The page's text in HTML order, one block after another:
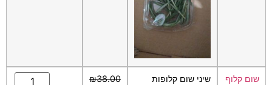
שום קלוף
שיני שום קלופות ₪38.00